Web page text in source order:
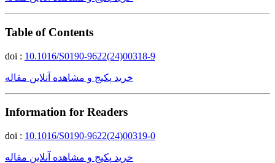
Table of Contents
doi : 10.1016/S0190-9622(24)00318-9
خرید پکیج و مشاهده آنلاین مقاله
Information for Readers
doi : 10.1016/S0190-9622(24)00319-0
خرید پکیج و مشاهده آنلاین مقاله